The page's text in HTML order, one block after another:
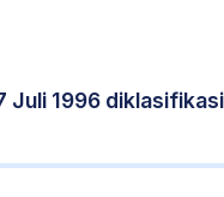
Juli 1996